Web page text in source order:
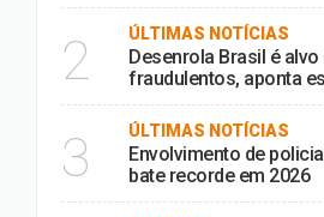
2 ÚLTIMAS NOTÍCIAS
Desenrola Brasil é
fraudulentos, aponta
3 ÚLTIMAS NOTÍCIAS
Envolvimento de
bate recorde em 2026